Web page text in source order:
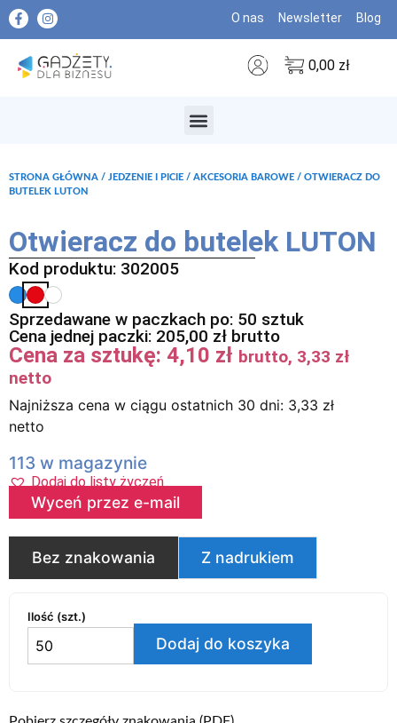
O nas Newsletter Blog
0,00 zł
STRONA GŁÓWNA / JEDZENIE I PICIE / AKCESORIA BAROWE / OTWIERACZ DO
BUTELEK LUTON
Otwieracz do butelek LUTON
Kod produktu: 302005
Sprzedawane w paczkach po: 50 sztuk
Cena jednej paczki: 205,00 zł brutto
Cena za sztukę: 4,10 zł brutto, 3,33 zł
netto
Najniższa cena w ciągu ostatnich 30 dni: 3,33 zł
netto
113 w magazynie
Dodaj do listy życzeń
Wyceń przez e-mail
Bez znakowania Z nadrukiem
Ilość (szt.)
Dodaj do koszyka